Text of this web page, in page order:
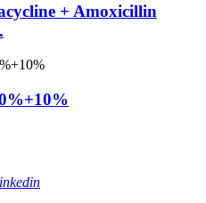
+ Amoxicillin